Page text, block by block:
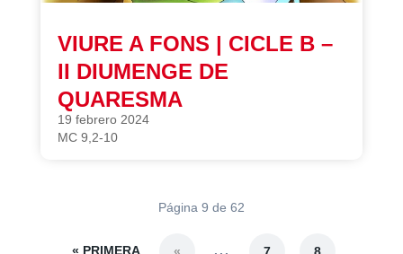
VIURE A FONS | CICLE B –
II DIUMENGE DE
QUARESMA
19 febrero 2024
MC 9,2-10
Página 9 de 62
« PRIMERA ...